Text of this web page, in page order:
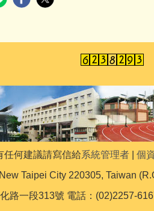
任何建議請寫信給系統管理者
個
Taipei City 220305, Taiwan
路一段313號 電話：(02)2257-